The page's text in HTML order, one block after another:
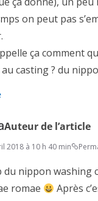
on peut pas
ça comment
casting ? du
Auteur de l’article
2018 à 10 h 40 min
du nippon washing
romae
Après